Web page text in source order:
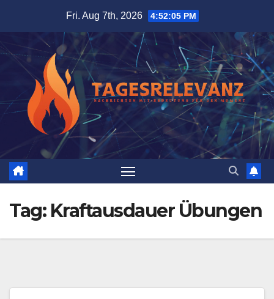
content
Fri. Aug 7th, 2026 4:52:06 PM
Tag: Kraftausdauer Übungen